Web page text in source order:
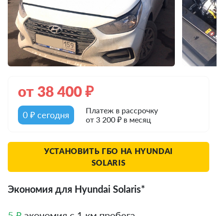
от 38 400₽
0 ₽ сегодня
Платеж в рассрочку
от 3 200 ₽ в месяц
УСТАНОВИТЬ ГБО НА HYUNDAI
SOLARIS
Экономия для Hyundai Solaris*